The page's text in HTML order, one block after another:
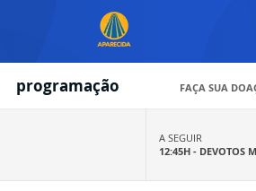
programação FAÇA SUA
A SEGUIR
12:45H - DEVOTOS